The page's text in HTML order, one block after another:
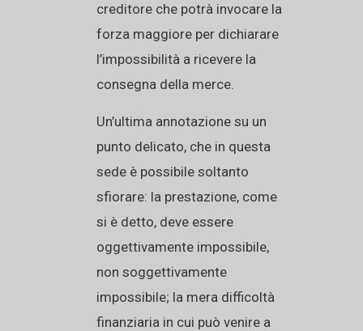
creditore che potrà invocare la
forza maggiore per dichiarare
l’impossibilità a ricevere la
consegna della merce.
Un’ultima annotazione su un
punto delicato, che in questa
sede è possibile soltanto
sfiorare: la prestazione, come
si è detto, deve essere
oggettivamente impossibile,
non soggettivamente
impossibile; la mera difficoltà
finanziaria in cui può venire a